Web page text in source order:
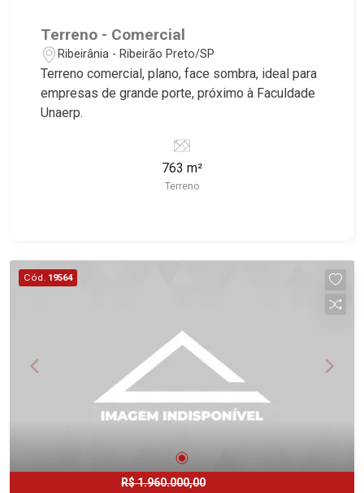
Terreno - Comercial
Ribeirânia - Ribeirão Preto/SP
Terreno comercial, plano, face sombra, ideal para
empresas de grande porte, próximo à Faculdade
Unaerp.
763 m²
Terreno
Cód. 19564
R$ 1.960.000,00